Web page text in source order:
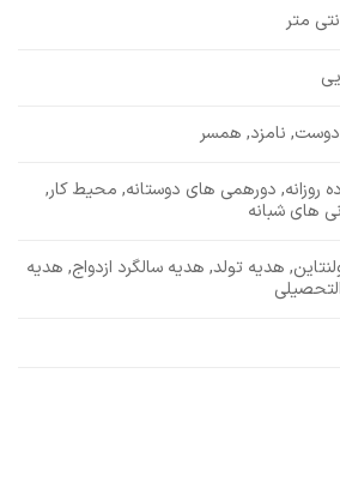
دوست, نامزد, همسر
روزانه, دورهمی های دوستانه, محیط کار,
های شبانه
هدیه تولد, هدیه سالگرد ازدواج, هدیه